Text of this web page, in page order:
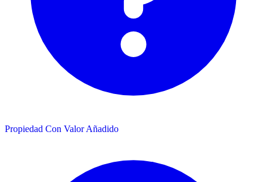
Propiedad Con Valor Añadido